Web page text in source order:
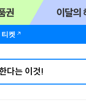
티켓